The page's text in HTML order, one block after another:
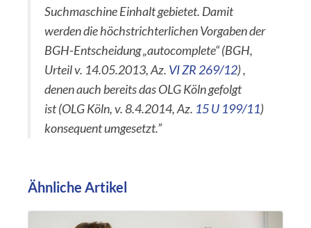
Suchmaschine Einhalt gebietet. Damit
werden die höchstrichterlichen Vorgaben der
BGH-Entscheidung „autocomplete“ (BGH,
Urteil v. 14.05.2013, Az. VI ZR 269/12) ,
denen auch bereits das OLG Köln gefolgt
ist (OLG Köln, v. 8.4.2014, Az. 15 U 199/11)
konsequent umgesetzt.”
Ähnliche Artikel